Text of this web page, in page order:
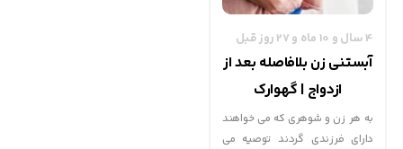
4 سال و 10 ماه و 27 روز قبل
آبستنی زن بلافاصله بعد از
ازدواج | گهوارک
به هر زن و شوهری که می خواهند
دارای فرزندی گردند توصیه می